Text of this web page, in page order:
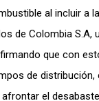
al incluir a
de Colombia S.A,
que con
de distribución,
el